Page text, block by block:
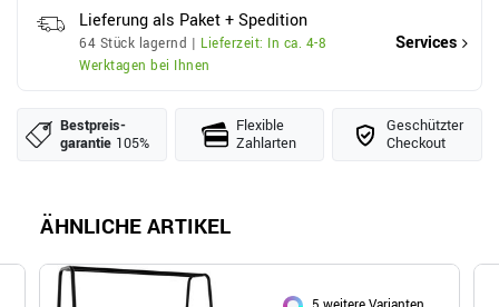
Lieferung als Paket + Spedition
64 Stück lagernd | Lieferzeit: In ca. 4-8
Werktagen bei Ihnen
Services
Bestpreis­
garantie 105%
Flexible
Zahlarten
Geschützter
Checkout
ÄHNLICHE ARTIKEL